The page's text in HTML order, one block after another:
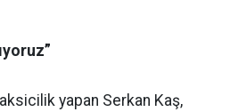
yapan Serkan Kaş,